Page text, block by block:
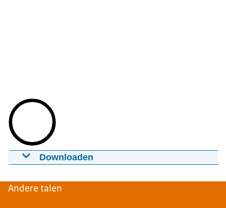
Downloaden
deze af?
Andere talen